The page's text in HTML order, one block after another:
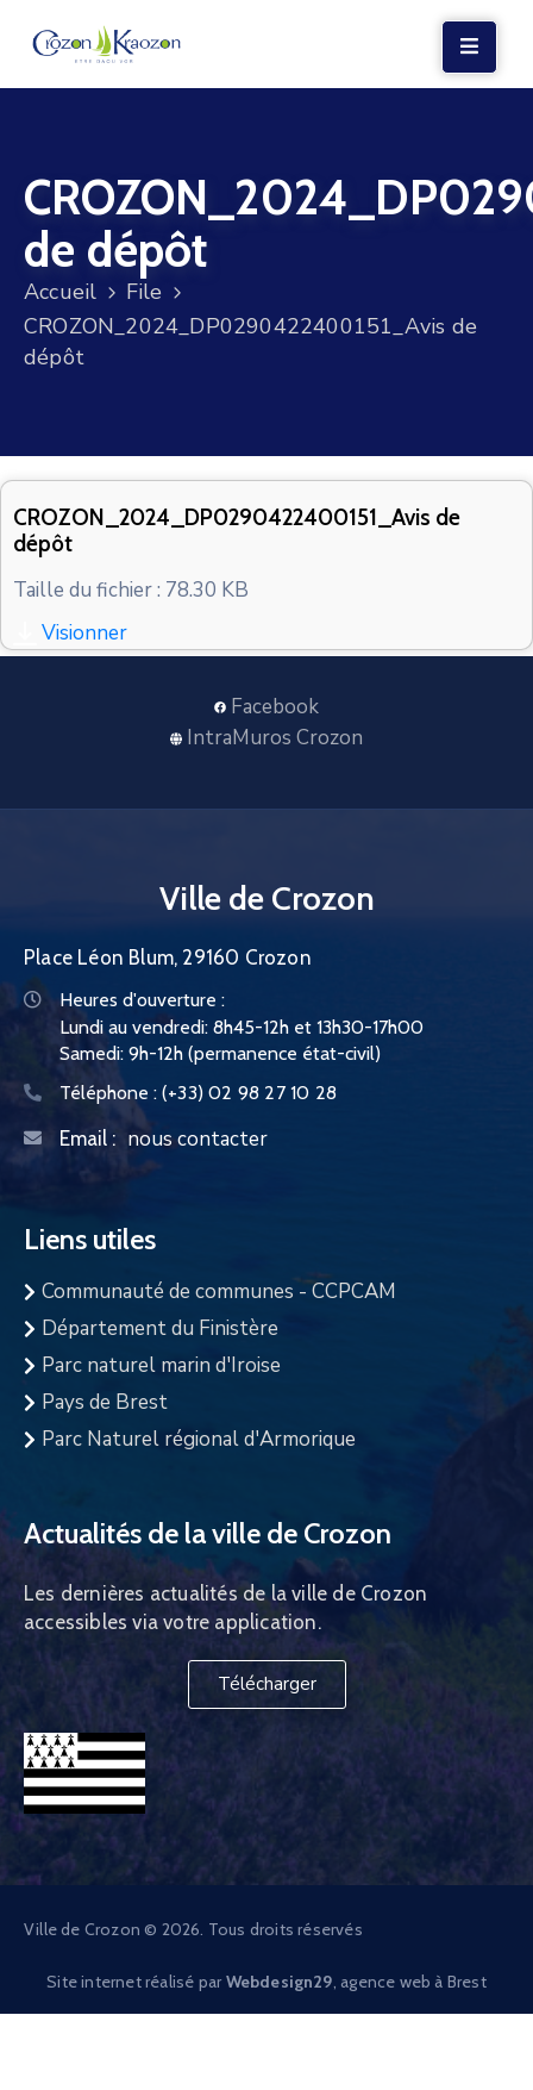
VIE
LOCALE
VIE
SOCIALE
TERRE
VOS
CONTACT
de dépôt
Accueil
File
CROZON_2024_DP0290422400151_Avis de
dépôt
CROZON_2024_DP0290422400151_Avis de
dépôt
Taille du fichier : 78.30 KB
Visionner
Facebook
IntraMuros Crozon
Ville de Crozon
Place Léon Blum, 29160 Crozon
Heures d'ouverture :
Lundi au vendredi: 8h45-12h et 13h30-17h00
Samedi: 9h-12h (permanence état-civil)
Téléphone : (+33) 02 98 27 10 28
Email : nous contacter
Liens utiles
Communauté de communes - CCPCAM
Département du Finistère
Parc naturel marin d'Iroise
Pays de Brest
Parc Naturel régional d'Armorique
Actualités de la ville de Crozon
Les dernières actualités de la ville de Crozon
accessibles via votre application.
Télécharger
Ville de Crozon © 2026. Tous droits réservés
Site internet réalisé par Webdesign29 , agence web à Brest